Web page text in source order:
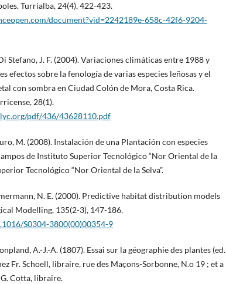
Turrialba, 24(4), 422-423.
document?vid=2242189e-658c-42f6-9204-
Stefano, J. F. (2004). Variaciones climáticas entre 1988 y
efectos sobre la fenología de varias especies leñosas y el
con sombra en Ciudad Colón de Mora, Costa Rica.
28(1).
pdf/436/43628110.pdf
M. (2008). Instalación de una Plantación con especies
de Instituto Superior Tecnológico “Nor Oriental de la
Tecnológico “Nor Oriental de la Selva”.
N. E. (2000). Predictive habitat distribution models
Modelling, 135(2-3), 147-186.
S0304-3800(00)00354-9
A.-J.-A. (1807). Essai sur la géographie des plantes (ed.
Fr. Schoell, libraire, rue des Maçons-Sorbonne, N.o 19 ; et a
G. Cotta, libraire.